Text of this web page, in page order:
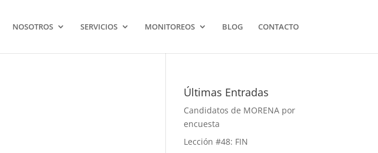
NOSOTROS SERVICIOS MONITOREOS BLOG CONTACTO
Últimas Entradas
Candidatos de MORENA por
encuesta
Lección #48: FIN